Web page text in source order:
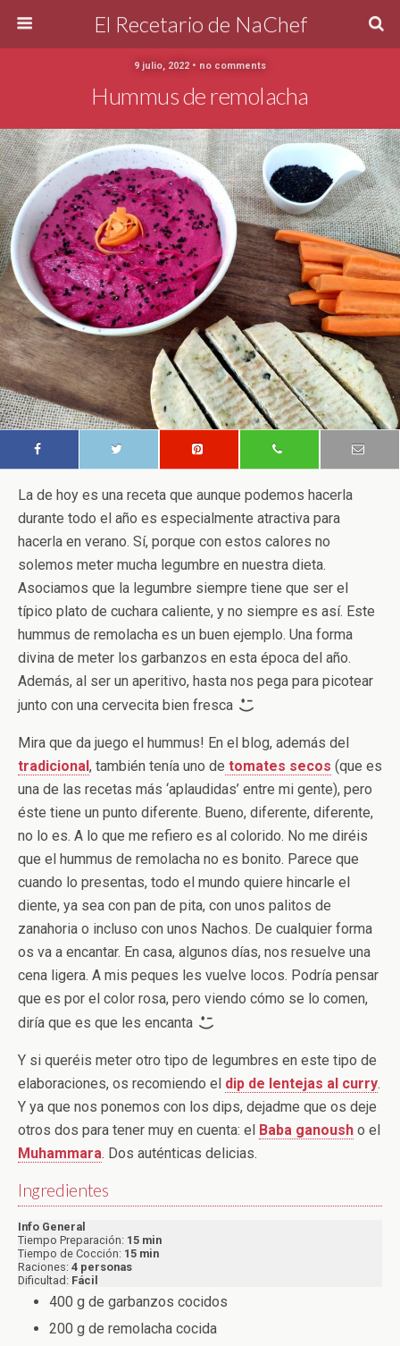
El Recetario de NaChef
9 julio, 2022 • no comments
Hummus de remolacha
La de hoy es una receta que aunque podemos hacerla
durante todo el año es especialmente atractiva para
hacerla en verano. Sí, porque con estos calores no
solemos meter mucha legumbre en nuestra dieta.
Asociamos que la legumbre siempre tiene que ser el
típico plato de cuchara caliente, y no siempre es así. Este
hummus de remolacha es un buen ejemplo. Una forma
divina de meter los garbanzos en esta época del año.
Además, al ser un aperitivo, hasta nos pega para picotear
junto con una cervecita bien fresca
Mira que da juego el hummus! En el blog, además del
tradicional, también tenía uno de tomates secos (que es
una de las recetas más ‘aplaudidas’ entre mi gente), pero
éste tiene un punto diferente. Bueno, diferente, diferente,
no lo es. A lo que me refiero es al colorido. No me diréis
que el hummus de remolacha no es bonito. Parece que
cuando lo presentas, todo el mundo quiere hincarle el
diente, ya sea con pan de pita, con unos palitos de
zanahoria o incluso con unos Nachos. De cualquier forma
os va a encantar. En casa, algunos días, nos resuelve una
cena ligera. A mis peques les vuelve locos. Podría pensar
que es por el color rosa, pero viendo cómo se lo comen,
diría que es que les encanta
Y si queréis meter otro tipo de legumbres en este tipo de
elaboraciones, os recomiendo el dip de lentejas al curry.
Y ya que nos ponemos con los dips, dejadme que os deje
otros dos para tener muy en cuenta: el Baba ganoush o el
Muhammara. Dos auténticas delicias.
Ingredientes
Info General
Tiempo Preparación: 15 min
Tiempo de Cocción: 15 min
Raciones: 4 personas
Dificultad: Fácil
400 g de garbanzos cocidos
200 g de remolacha cocida